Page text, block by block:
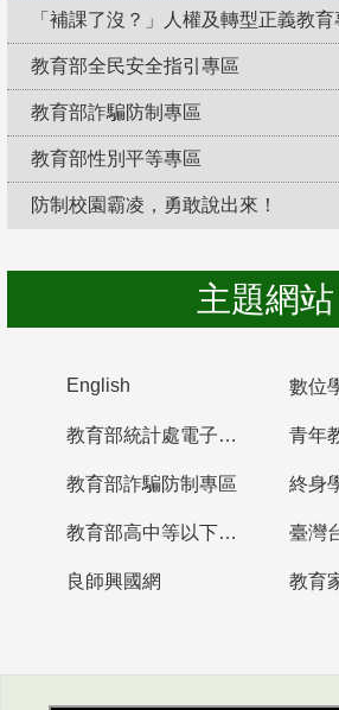
「補課了沒？」人權及轉型正義教育
教育部全民安全指引專區
教育部詐騙防制專區
教育部性別平等專區
防制校園霸凌，勇敢說出來！
主題網站
English 數位
教育部統計處電子書櫃
教育部詐騙防制專區 終身
教育部高中等以下學校及幼兒園教師資格檢定考試
良師興國網
教育